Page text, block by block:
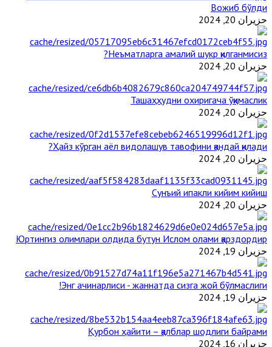
Вожиб бўлди
حزيران 20, 2024
Неъматларга амалий шукр қилганмисиз?
حزيران 20, 2024
Ташаҳҳудни охиригача ўқимаслик
حزيران 20, 2024
Ҳайз кўрган аёл видолашув тавофини қандай қилади?
حزيران 20, 2024
Сунъий ипакли кийим кийиш
حزيران 20, 2024
Юртингиз олимлари олдида бутун Ислом олами қарздордир
حزيران 19, 2024
Энг ачинарлиси - жаннатда сизга жой бўлмаслиги!
حزيران 19, 2024
Қурбон ҳайити – қалблар шодлиги байрами
حزيران 16, 2024